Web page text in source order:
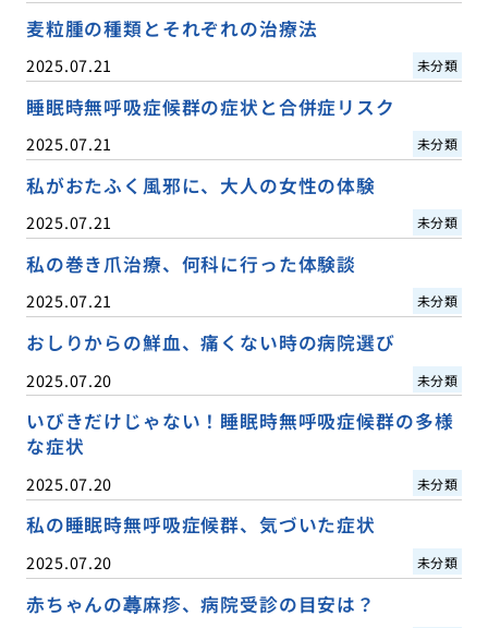
麦粒腫の種類とそれぞれの治療法
2025.07.21 未分類
睡眠時無呼吸症候群の症状と合併症リスク
2025.07.21 未分類
私がおたふく風邪に、大人の女性の体験
2025.07.21 未分類
私の巻き爪治療、何科に行った体験談
2025.07.21 未分類
おしりからの鮮血、痛くない時の病院選び
2025.07.20 未分類
いびきだけじゃない！睡眠時無呼吸症候群の多様
な症状
2025.07.20 未分類
私の睡眠時無呼吸症候群、気づいた症状
2025.07.20 未分類
赤ちゃんの蕁麻疹、病院受診の目安は？